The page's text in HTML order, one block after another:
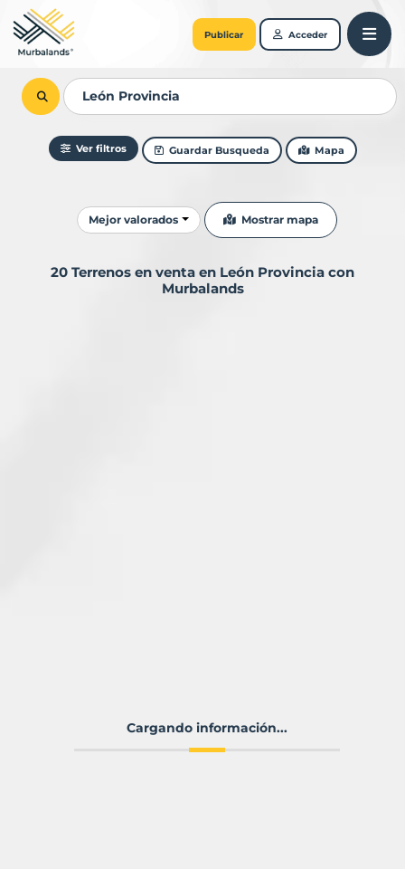
Publicar Acceder
Ver filtros Guardar Busqueda Mapa
Ordenar resultados
Mejor valorados Mostrar mapa
20 Terrenos en venta en León Provincia con
Murbalands
Cargando información...